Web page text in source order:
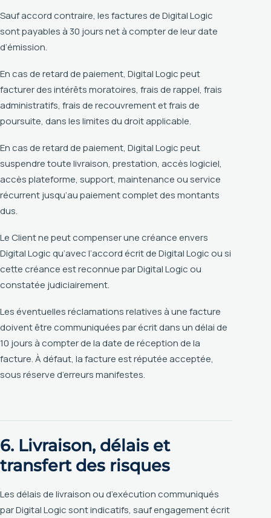
Sauf accord contraire, les factures de Digital Logic
sont payables à 30 jours net à compter de leur date
d’émission.
En cas de retard de paiement, Digital Logic peut
facturer des intérêts moratoires, frais de rappel, frais
administratifs, frais de recouvrement et frais de
poursuite, dans les limites du droit applicable.
En cas de retard de paiement, Digital Logic peut
suspendre toute livraison, prestation, accès logiciel,
accès plateforme, support, maintenance ou service
récurrent jusqu’au paiement complet des montants
dus.
Le Client ne peut compenser une créance envers
Digital Logic qu’avec l’accord écrit de Digital Logic ou si
cette créance est reconnue par Digital Logic ou
constatée judiciairement.
Les éventuelles réclamations relatives à une facture
doivent être communiquées par écrit dans un délai de
10 jours à compter de la date de réception de la
facture. À défaut, la facture est réputée acceptée,
sous réserve d’erreurs manifestes.
6. Livraison, délais et
transfert des risques
Les délais de livraison ou d’exécution communiqués
par Digital Logic sont indicatifs, sauf engagement écrit